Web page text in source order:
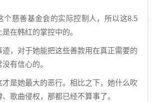
个慈善基金会的实际控制人，所以这8.5
在韩红的掌控中的。
，对于她能把这些善款用在真正需要的
有信心的。
是她最大的恶行。相比之下，她什么吹
歌曲侵权，那都已经不算事了。